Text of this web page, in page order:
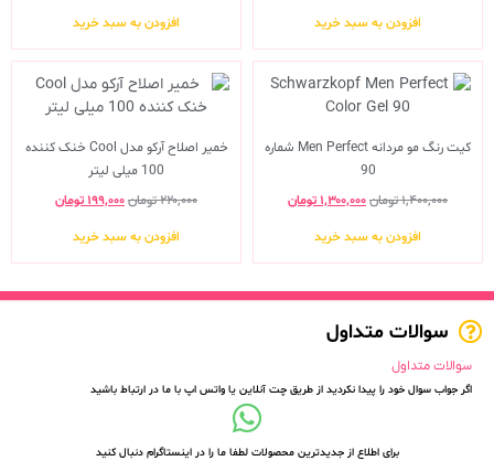
افزودن به سبد خرید افزودن به سبد خرید
کیت رنگ مو مردانه Men Perfect شماره
90
۱,۴۰۰,۰۰۰تومان۱,۳۰۰,۰۰۰ تومان
افزودن به سبد خرید
خمیر اصلاح آرکو مدل Cool خنک کننده
100 میلی لیتر
۲۲۰,۰۰۰تومان۱۹۹,۰۰۰ تومان
افزودن به سبد خرید
سوالات متداول
سوالات متداول
اگر جواب سوال خود را پیدا نکردید از طریق چت آنلاین یا واتس اپ با ما در ارتباط باشید
برای اطلاع از جدیدترین محصولات لطفا ما را در اینستاگرام دنبال کنید